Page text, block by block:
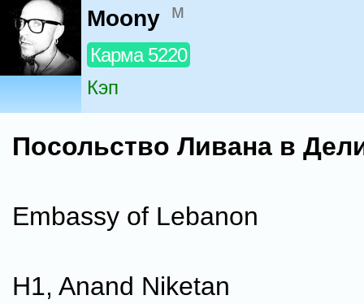
Moony м
Карма 5220
Кэп
Посольство Ливана в
Embassy of Lebanon
H1, Anand Niketan